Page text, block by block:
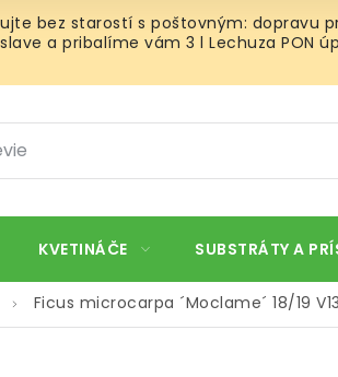
bez starostí s poštovným: dopravu
a pribalíme vám 3 l Lechuza PON
KVETINÁČE SUBSTRÁTY A
Ficus microcarpa ´Moclame´ 18/19